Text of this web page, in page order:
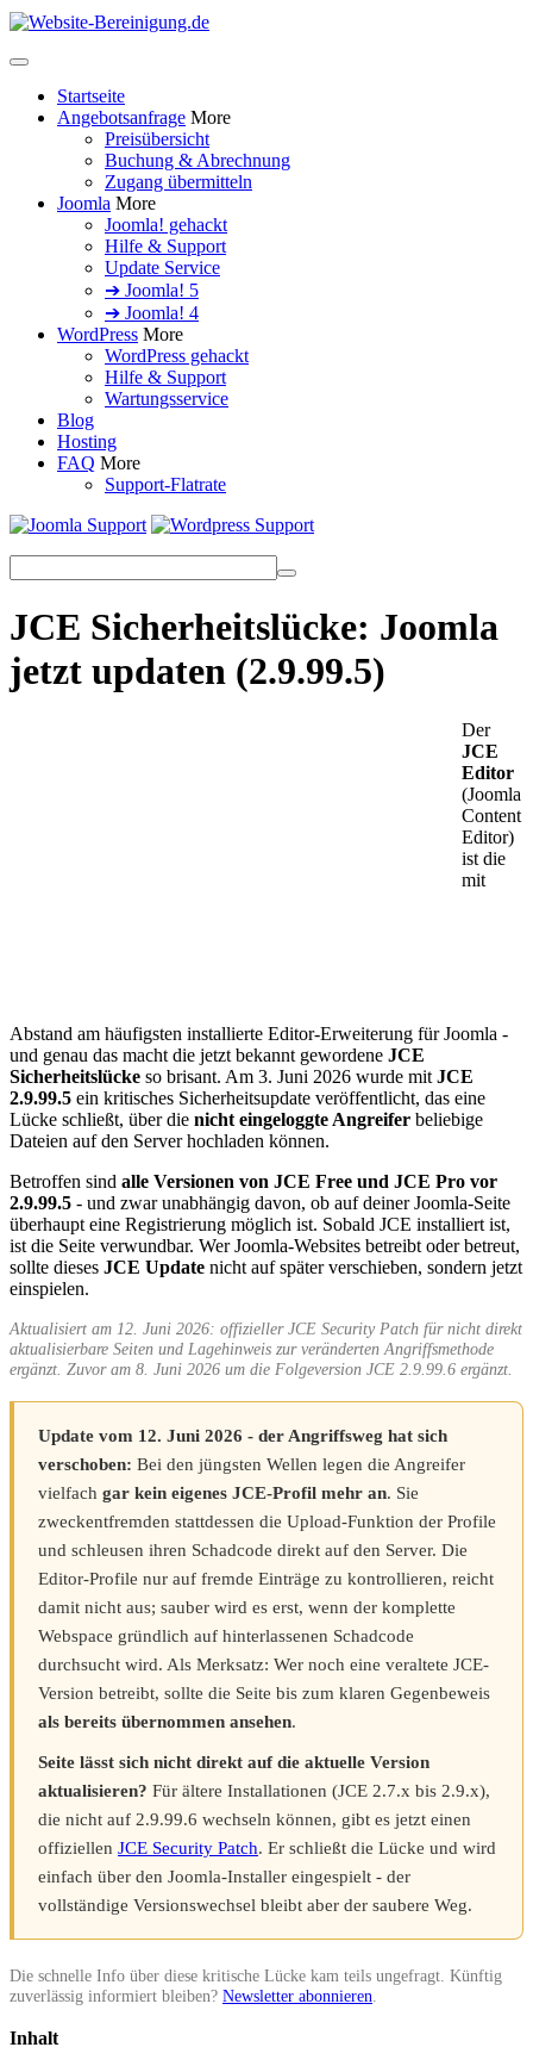
Startseite
Angebotsanfrage More
Preisübersicht
Buchung & Abrechnung
Zugang übermitteln
Joomla More
Joomla! gehackt
Hilfe & Support
Update Service
➔ Joomla! 5
➔ Joomla! 4
WordPress More
WordPress gehackt
Hilfe & Support
Wartungsservice
Blog
Hosting
FAQ More
Support-Flatrate
JCE Sicherheitslücke: Joomla
jetzt updaten (2.9.99.5)
Der
JCE
Editor
(Joomla
Content
Editor)
ist die
mit
Abstand am häufigsten installierte Editor-Erweiterung für Joomla -
und genau das macht die jetzt bekannt gewordene JCE
Sicherheitslücke so brisant. Am 3. Juni 2026 wurde mit JCE
2.9.99.5 ein kritisches Sicherheitsupdate veröffentlicht, das eine
Lücke schließt, über die nicht eingeloggte Angreifer beliebige
Dateien auf den Server hochladen können.
Betroffen sind alle Versionen von JCE Free und JCE Pro vor
2.9.99.5 - und zwar unabhängig davon, ob auf deiner Joomla-Seite
überhaupt eine Registrierung möglich ist. Sobald JCE installiert ist,
ist die Seite verwundbar. Wer Joomla-Websites betreibt oder betreut,
sollte dieses JCE Update nicht auf später verschieben, sondern jetzt
einspielen.
Aktualisiert am 12. Juni 2026: offizieller JCE Security Patch für nicht direkt
aktualisierbare Seiten und Lagehinweis zur veränderten Angriffsmethode
ergänzt. Zuvor am 8. Juni 2026 um die Folgeversion JCE 2.9.99.6 ergänzt.
Update vom 12. Juni 2026 - der Angriffsweg hat sich
verschoben: Bei den jüngsten Wellen legen die Angreifer
vielfach gar kein eigenes JCE-Profil mehr an. Sie
zweckentfremden stattdessen die Upload-Funktion der Profile
und schleusen ihren Schadcode direkt auf den Server. Die
Editor-Profile nur auf fremde Einträge zu kontrollieren, reicht
damit nicht aus; sauber wird es erst, wenn der komplette
Webspace gründlich auf hinterlassenen Schadcode
durchsucht wird. Als Merksatz: Wer noch eine veraltete JCE-
Version betreibt, sollte die Seite bis zum klaren Gegenbeweis
als bereits übernommen ansehen.
Seite lässt sich nicht direkt auf die aktuelle Version
aktualisieren? Für ältere Installationen (JCE 2.7.x bis 2.9.x),
die nicht auf 2.9.99.6 wechseln können, gibt es jetzt einen
offiziellen JCE Security Patch. Er schließt die Lücke und wird
einfach über den Joomla-Installer eingespielt - der
vollständige Versionswechsel bleibt aber der saubere Weg.
Die schnelle Info über diese kritische Lücke kam teils ungefragt. Künftig
zuverlässig informiert bleiben? Newsletter abonnieren
Inhalt